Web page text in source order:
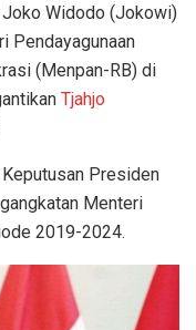
Widodo (Jokowi)
Pendayagunaan
(Menpan-RB) di
Tjahjo
Presiden
Menteri
2019-2024.